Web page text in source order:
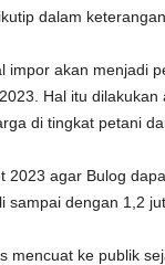
dalam
impor akan menjadi
Hal itu
di tingkat petani
2023 agar Bulog
dengan 1,2
mencuat ke publik